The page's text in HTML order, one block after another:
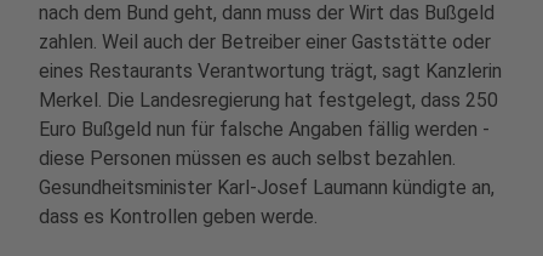
nach dem Bund geht, dann muss der Wirt das Bußgeld
zahlen. Weil auch der Betreiber einer Gaststätte oder
eines Restaurants Verantwortung trägt, sagt Kanzlerin
Merkel. Die Landesregierung hat festgelegt, dass 250
Euro Bußgeld nun für falsche Angaben fällig werden -
diese Personen müssen es auch selbst bezahlen.
Gesundheitsminister Karl-Josef Laumann kündigte an,
dass es Kontrollen geben werde.